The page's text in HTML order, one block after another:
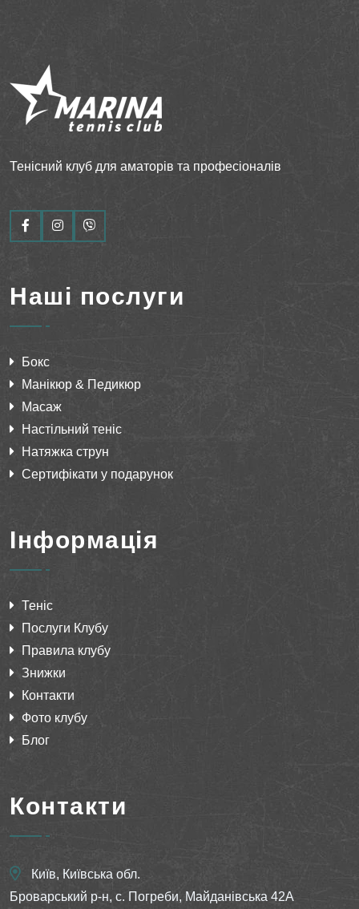
Тенісний клуб для аматорів та професіоналів
Наші послуги
Бокс
Манікюр & Педикюр
Масаж
Настільний теніс
Натяжка струн
Сертифікати у подарунок
Інформація
Теніс
Послуги Клубу
Правила клубу
Знижки
Контакти
Фото клубу
Блог
Контакти
Київ, Київська обл.
Броварський р-н, с. Погреби, Майданівська 42А